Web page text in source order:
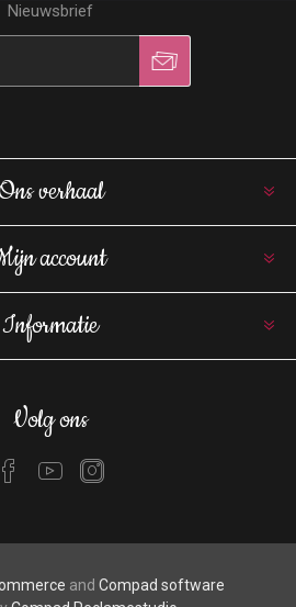
Nieuwsbrief
verhaal
account
Informatie
Volg ons
and Compad software